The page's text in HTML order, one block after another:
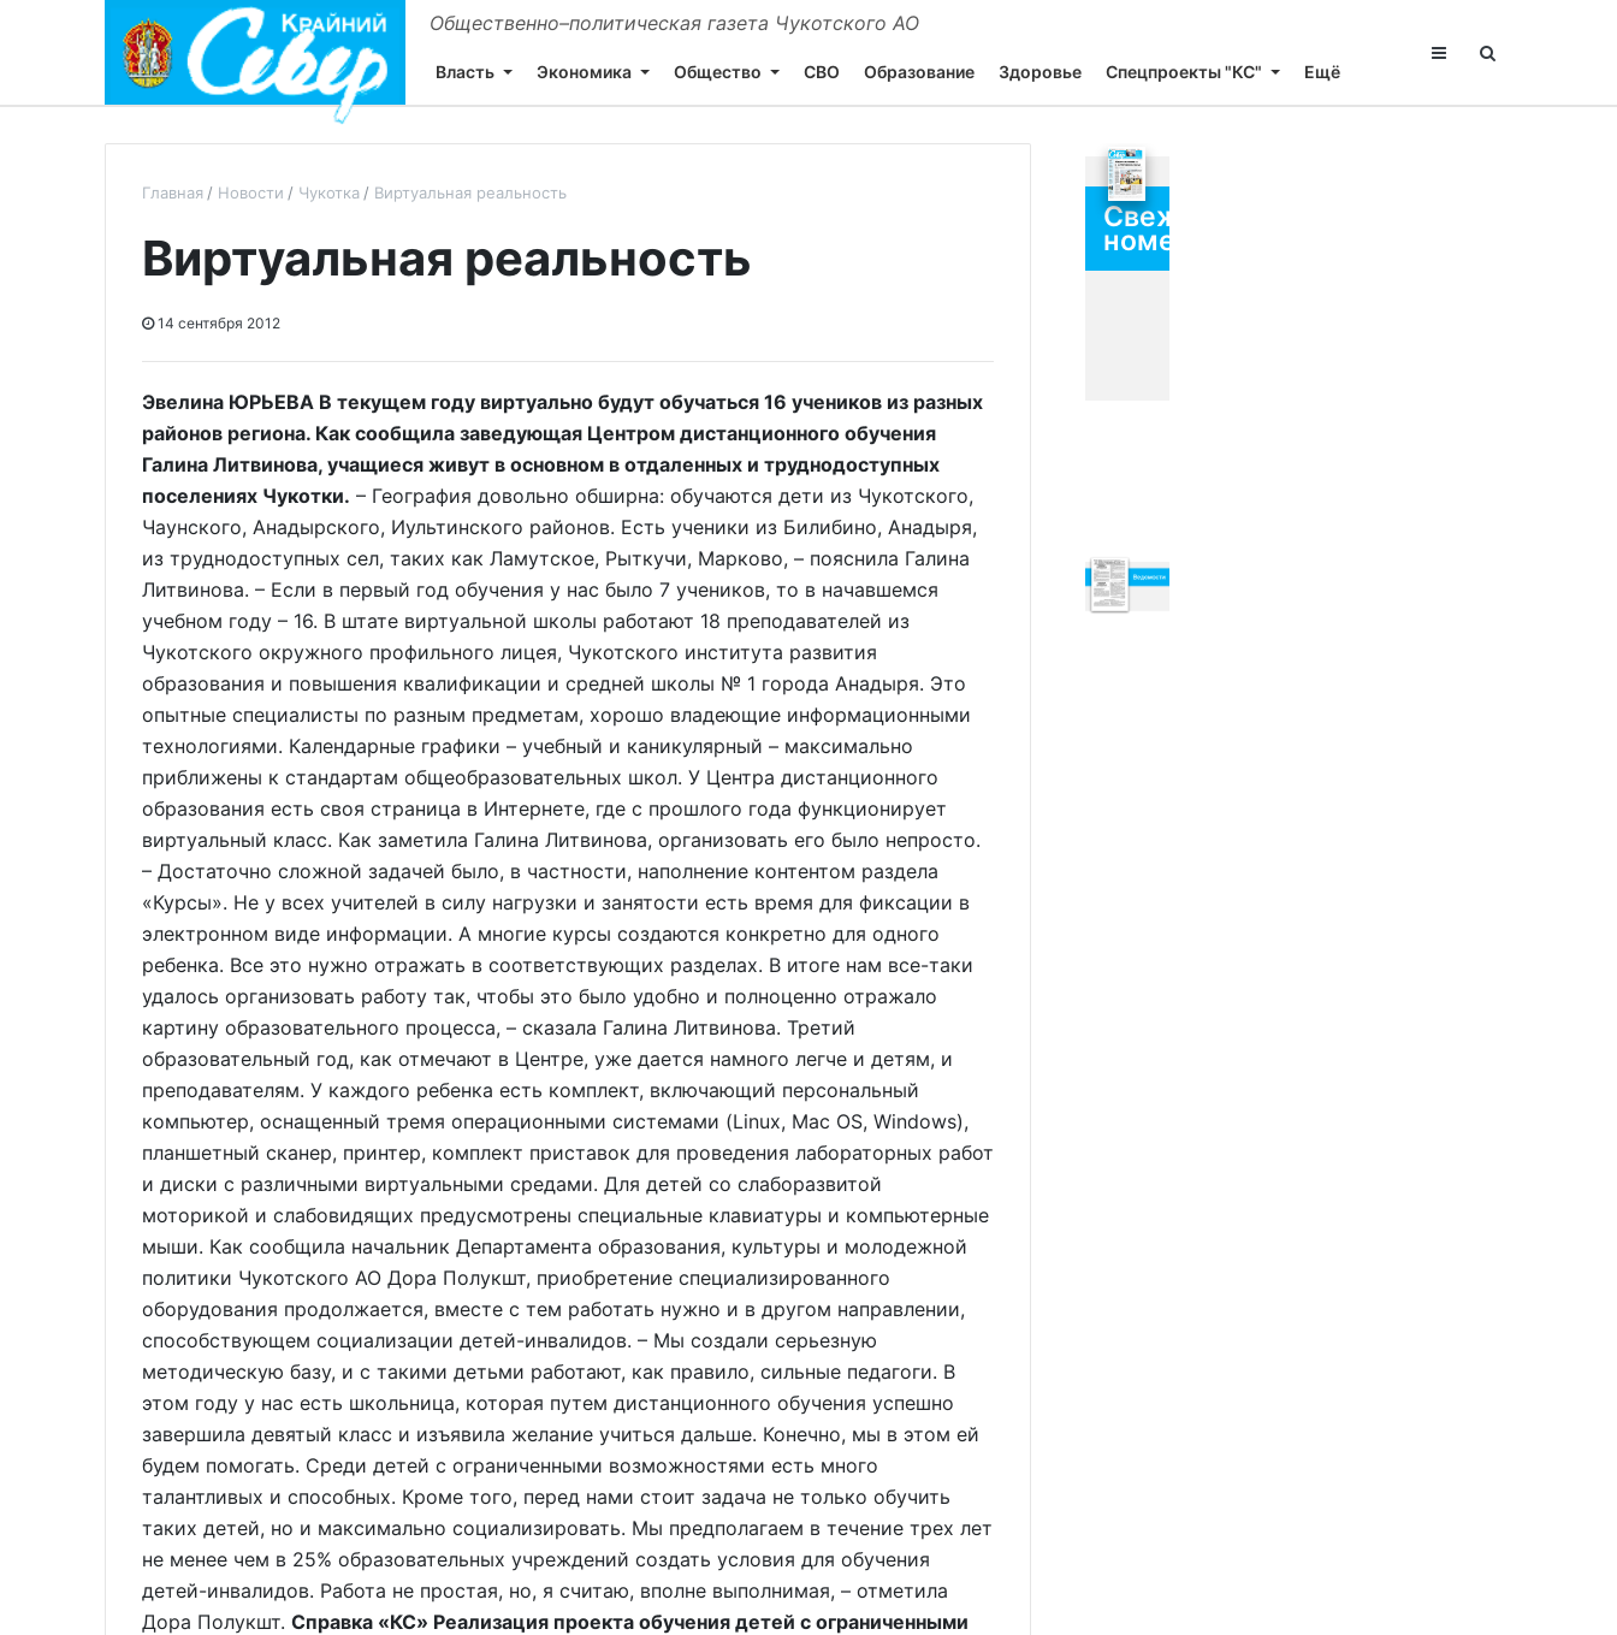
Общественно–политическая газета Чукотского АО
Власть Экономика Общество СВО Образование Здоровье Спецпроекты "КС" Ещё
Главная Новости Чукотка Виртуальная реальность
Виртуальная реальность
14 сентября 2012
Эвелина ЮРЬЕВА В текущем году виртуально будут обучаться 16 учеников из разных
районов региона. Как сообщила заведующая Центром дистанционного обучения
Галина Литвинова, учащиеся живут в основном в отдаленных и труднодоступных
поселениях Чукотки. – География довольно обширна: обучаются дети из Чукотского,
Чаунского, Анадырского, Иультинского районов. Есть ученики из Билибино, Анадыря,
из труднодоступных сел, таких как Ламутское, Рыткучи, Марково, – пояснила Галина
Литвинова. – Если в первый год обучения у нас было 7 учеников, то в начавшемся
учебном году – 16. В штате виртуальной школы работают 18 преподавателей из
Чукотского окружного профильного лицея, Чукотского института развития
образования и повышения квалификации и средней школы № 1 города Анадыря. Это
опытные специалисты по разным предметам, хорошо владеющие информационными
технологиями. Календарные графики – учебный и каникулярный – максимально
приближены к стандартам общеобразовательных школ. У Центра дистанционного
образования есть своя страница в Интернете, где с прошлого года функционирует
виртуальный класс. Как заметила Галина Литвинова, организовать его было непросто.
– Достаточно сложной задачей было, в частности, наполнение контентом раздела
«Курсы». Не у всех учителей в силу нагрузки и занятости есть время для фиксации в
электронном виде информации. А многие курсы создаются конкретно для одного
ребенка. Все это нужно отражать в соответствующих разделах. В итоге нам все-таки
удалось организовать работу так, чтобы это было удобно и полноценно отражало
картину образовательного процесса, – сказала Галина Литвинова. Третий
образовательный год, как отмечают в Центре, уже дается намного легче и детям, и
преподавателям. У каждого ребенка есть комплект, включающий персональный
компьютер, оснащенный тремя операционными системами (Linux, Mac OS, Windows),
планшетный сканер, принтер, комплект приставок для проведения лабораторных работ
и диски с различными виртуальными средами. Для детей со слаборазвитой
моторикой и слабовидящих предусмотрены специальные клавиатуры и компьютерные
мыши. Как сообщила начальник Департамента образования, культуры и молодежной
политики Чукотского АО Дора Полукшт, приобретение специализированного
оборудования продолжается, вместе с тем работать нужно и в другом направлении,
способствующем социализации детей-инвалидов. – Мы создали серьезную
методическую базу, и с такими детьми работают, как правило, сильные педагоги. В
этом году у нас есть школьница, которая путем дистанционного обучения успешно
завершила девятый класс и изъявила желание учиться дальше. Конечно, мы в этом ей
будем помогать. Среди детей с ограниченными возможностями есть много
талантливых и способных. Кроме того, перед нами стоит задача не только обучить
таких детей, но и максимально социализировать. Мы предполагаем в течение трех лет
не менее чем в 25% образовательных учреждений создать условия для обучения
детей-инвалидов. Работа не простая, но, я считаю, вполне выполнимая, – отметила
Дора Полукшт. Справка «КС» Реализация проекта обучения детей с ограниченными
Свежий
номер